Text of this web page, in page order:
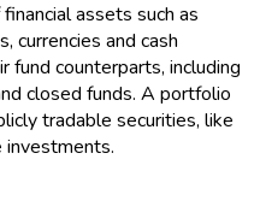
assets such as
currencies and cash
fund counterparts, including
closed funds. A portfolio
tradable securities, like
investments.